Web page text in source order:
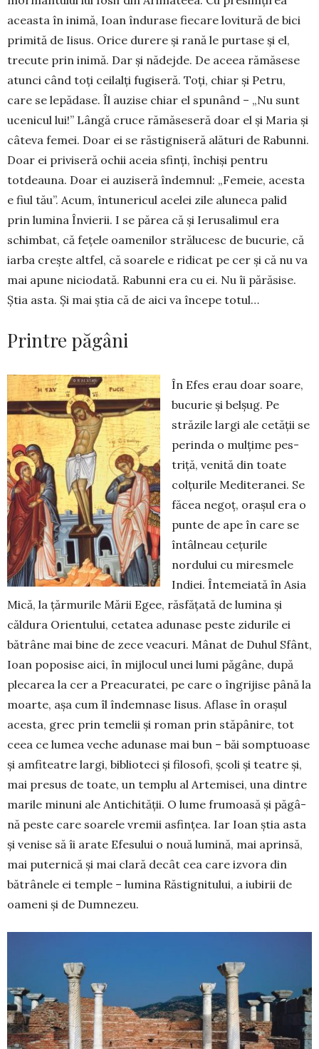
aceasta în inimă, Ioan îndurase fiecare lovitură de bici
primită de Iisus. Orice durere și rană le purtase și el,
trecute prin inimă. Dar și nădejde. De aceea rămăsese
atunci când toți ceilalți fugi­seră. Toți, chiar și Petru,
care se lepădase. Îl auzise chiar el spunând – „Nu sunt
ucenicul lui!” Lângă cruce rămăse­seră doar el și Maria și
câte­va femei. Doar ei se răstig­niseră alături de Rabunni.
Doar ei priviseră ochii aceia sfinți, închiși pentru
totdea­una. Doar ei auziseră îndem­nul: „Femeie, acesta
e fiul tău”. Acum, întunericul ace­lei zile aluneca palid
prin lumina Învierii. I se părea că și Ierusalimul era
schimbat, că fețele oamenilor strălu­cesc de bucurie, că
iarba crește altfel, că soarele e ri­di­cat pe cer și că nu va
mai apune niciodată. Rabunni era cu ei. Nu îi părăsise.
Știa asta. Și mai știa că de aici va începe totul…
Printre păgâni
În Efes erau doar soare,
bucurie și belșug. Pe
străzile largi ale cetății se
perinda o mulțime pes­
triță, venită din toate
colțurile Mediteranei. Se
fă­cea negoț, orașul era o
punte de ape în care se
întâl­neau cețurile
nordului cu miresmele
Indiei. Înte­meiată în Asia
Mică, la țărmurile Mă­rii Egee, răsfățată de lu­mina și
căldura Orientului, cetatea adunase peste zidu­rile ei
bătrâne mai bine de zece veacuri. Mânat de Du­hul Sfânt,
Ioan poposise aici, în mij­locul unei lumi păgâne, după
plecarea la cer a Preacuratei, pe care o îngrijise până la
moar­te, așa cum îl îndemnase Iisus. Aflase în ora­șul
acesta, grec prin temelii și roman prin stăpâ­nire, tot
ceea ce lumea veche adu­nase mai bun – băi somptuoase
și amfiteatre largi, biblioteci și filo­sofi, școli și teatre și,
mai presus de toate, un templu al Artemisei, una dintre
marile minuni ale Antichității. O lume frumoasă și păgâ­
nă peste care soarele vremii asfințea. Iar Ioan știa asta
și ve­nise să îi arate Efesului o nouă lumină, mai aprinsă,
mai puter­nică și mai clară decât cea care izvora din
bătrânele ei temple – lumina Răs­tig­nitului, a iubirii de
oameni și de Dumnezeu.